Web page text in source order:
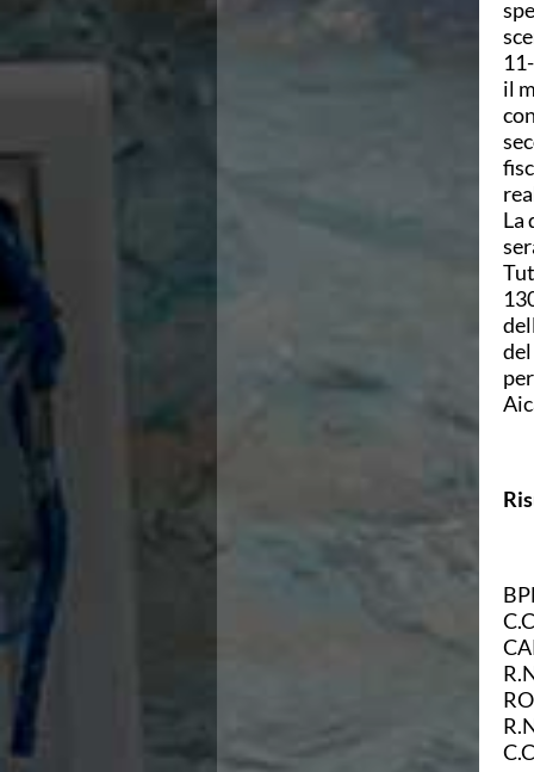
Norme e documenti
Campionati Italiani
Circuito Supermaster
News
il
La